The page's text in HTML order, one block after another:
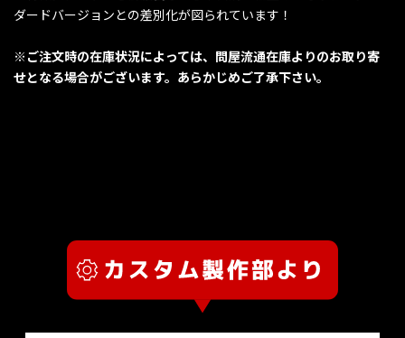
ダードバージョンとの差別化が図られています！
※ご注文時の在庫状況によっては、問屋流通在庫よりのお取り寄
せとなる場合がございます。あらかじめご了承下さい。